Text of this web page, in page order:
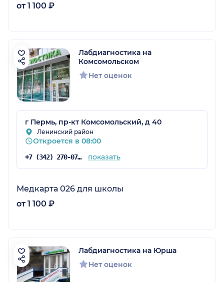
от 1 100 ₽
Лабдиагностика на
Комсомольском
Нет оценок
г Пермь, пр-кт Комсомольский, д 40
Ленинский район
Откроется в 08:00
+7 (342) 270-07-89 показать
Медкарта 026 для школы
от 1 100 ₽
Лабдиагностика на Юрша
Нет оценок